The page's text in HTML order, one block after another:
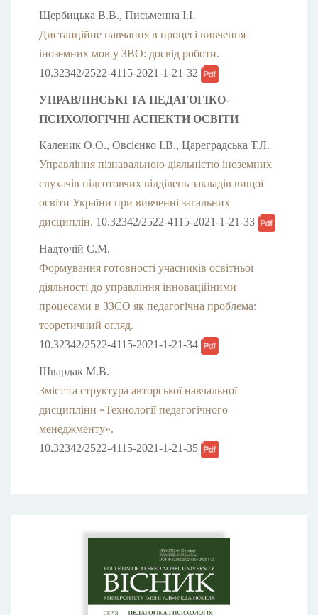
Щербицька В.В., Письменна І.І.
Дистанційне навчання в процесі вивчення
іноземних мов у ЗВО: досвід роботи.
10.32342/2522-4115-2021-1-21-32
УПРАВЛІНСЬКІ ТА ПЕДАГОГІКО-
ПСИХОЛОГІЧНІ АСПЕКТИ ОСВІТИ
Каленик О.О., Овсієнко І.В., Цареградська Т.Л.
Управління пізнавальною діяльністю іноземних
слухачів підготовчих відділень закладів вищої
освіти України при вивченні загальних
дисциплін. 10.32342/2522-4115-2021-1-21-33
Надточій С.М.
Формування готовності учасників освітньої
діяльності до управління інноваційними
процесами в ЗЗСО як педагогічна проблема:
теоретичний огляд.
10.32342/2522-4115-2021-1-21-34
Швардак М.В.
Зміст та структура авторської навчальної
дисципліни «Технології педагогічного
менеджменту».
10.32342/2522-4115-2021-1-21-35